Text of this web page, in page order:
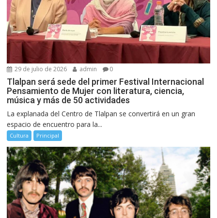
29 de julio de 2026 admin 0
Tlalpan será sede del primer Festival Internacional
Pensamiento de Mujer con literatura, ciencia,
música y más de 50 actividades
La explanada del Centro de Tlalpan se convertirá en un gran
espacio de encuentro para la...
Cultura Principal